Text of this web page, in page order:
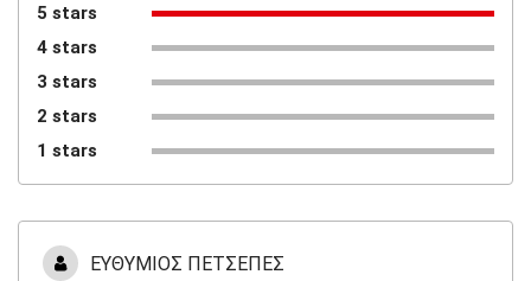
5 stars
4 stars
3 stars
2 stars
1 stars
ΕΥΘΥΜΙΟΣ ΠΕΤΣΕΠΕΣ